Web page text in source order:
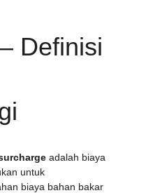
Definisi
adalah biaya
untuk
biaya bahan bakar